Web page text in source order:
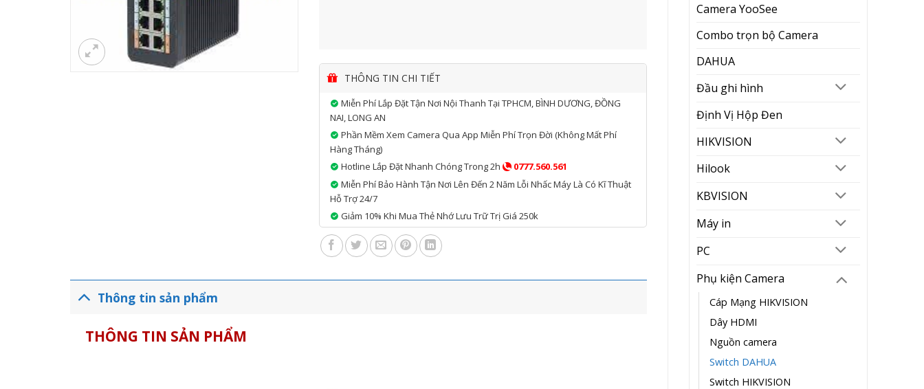
Camera YooSee
Combo trọn bộ Camera
DAHUA
Đầu ghi hình
Định Vị Hộp Đen
HIKVISION
Hilook
KBVISION
Máy in
PC
Phụ kiện Camera
Cáp Mạng HIKVISION
Dây HDMI
Nguồn camera
Switch DAHUA
Switch HIKVISION
THÔNG TIN CHI TIẾT
Miễn Phí Lắp Đặt Tận Nơi Nội Thanh Tại TPHCM, BÌNH DƯƠNG, ĐỒNG
NAI, LONG AN
Phần Mềm Xem Camera Qua App Miễn Phí Trọn Đời (không Mất Phí
Hàng Tháng)
Hotline Lắp Đặt Nhanh Chóng Trong 2h
0777.560.561
Miễn Phí Bảo Hành Tận Nơi Lên Đến 2 Năm Lỗi Nhấc Máy Là Có Kĩ Thuật
Hỗ Trợ 24/7
Giảm 10% Khi Mua Thẻ Nhớ Lưu Trữ Trị Giá 250k
Thông tin sản phẩm
THÔNG TIN SẢN PHẨM